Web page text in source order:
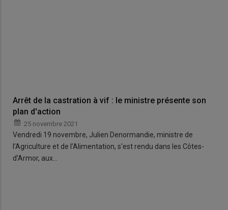
Arrêt de la castration à vif : le ministre présente son
plan d'action
25 novembre 2021
Vendredi 19 novembre, Julien Denormandie, ministre de
l’Agriculture et de l’Alimentation, s'est rendu dans les Côtes-
d’Armor, aux…